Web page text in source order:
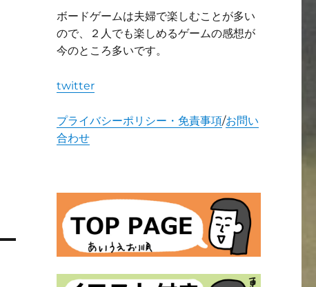
ボードゲームは夫婦で楽しむことが多い
ので、２人でも楽しめるゲームの感想が
今のところ多いです。
twitter
プライバシーポリシー・免責事項/お問い
合わせ